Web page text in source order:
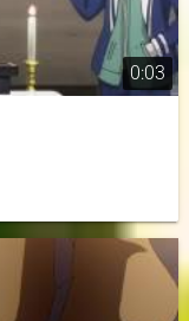
0:03